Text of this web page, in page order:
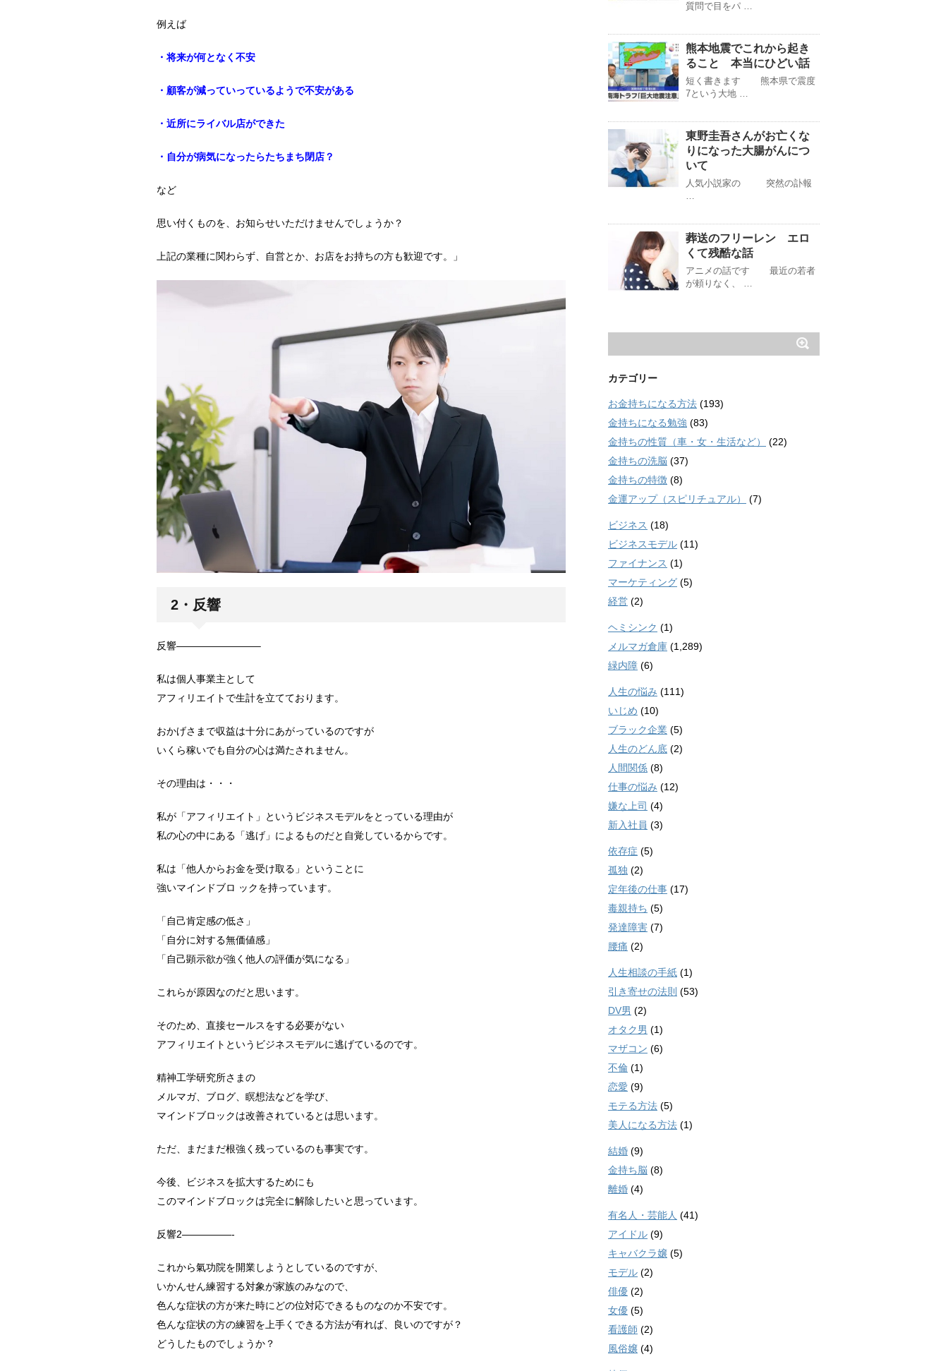
例えば
・将来が何となく不安
・顧客が減っていっているようで不安がある
・近所にライバル店ができた
・自分が病気になったらたちまち閉店？
など
思い付くものを、お知らせいただけませんでしょうか？
上記の業種に関わらず、自営とか、お店をお持ちの方も歓迎です。」
2・反響
反響————————–
私は個人事業主として
アフィリエイトで生計を立てております。
おかげさまで収益は十分にあがっているのですが
いくら稼いでも自分の心は満たされません。
その理由は・・・
私が「アフィリエイト」というビジネスモデルをとっている理由が
私の心の中にある「逃げ」によるものだと自覚しているからです。
私は「他人からお金を受け取る」ということに
強いマインドブロ ックを持っています。
「自己肯定感の低さ」
「自分に対する無価値感」
「自己顕示欲が強く他人の評価が気になる」
これらが原因なのだと思います。
そのため、直接セールスをする必要がない
アフィリエイトというビジネスモデルに逃げているのです。
精神工学研究所さまの
メルマガ、ブログ、瞑想法などを学び、
マインドブロックは改善されているとは思います。
ただ、まだまだ根強く残っているのも事実です。
今後、ビジネスを拡大するためにも
このマインドブロックは完全に解除したいと思っています。
反響2—————-
これから氣功院を開業しようとしているのですが、
いかんせん練習する対象が家族のみなので、
色んな症状の方が来た時にどの位対応できるものなのか不安です。
色んな症状の方の練習を上手くできる方法が有れば、良いのですが？
どうしたものでしょうか？
質問で目をパ …
熊本地震でこれから起き
ること 本当にひどい話
短く書きます 熊本県で震度
7という大地 …
東野圭吾さんがお亡くな
りになった大腸がんにつ
いて
人気小説家の 突然の訃報
…
葬送のフリーレン エロ
くて残酷な話
アニメの話です 最近の若者
が頼りなく、 …
カテゴリー
お金持ちになる方法 (193)
金持ちになる勉強 (83)
金持ちの性質（車・女・生活など）
(22)
金持ちの洗脳 (37)
金持ちの特徴 (8)
金運アップ（スピリチュアル）
(7)
ビジネス (18)
ビジネスモデル (11)
ファイナンス (1)
マーケティング (5)
経営 (2)
ヘミシンク (1)
メルマガ倉庫 (1,289)
緑内障 (6)
人生の悩み (111)
いじめ (10)
ブラック企業 (5)
人生のどん底 (2)
人間関係 (8)
仕事の悩み (12)
嫌な上司 (4)
新入社員 (3)
依存症 (5)
孤独 (2)
定年後の仕事 (17)
毒親持ち (5)
発達障害 (7)
腰痛 (2)
人生相談の手紙 (1)
引き寄せの法則 (53)
DV男 (2)
オタク男 (1)
マザコン (6)
不倫 (1)
恋愛 (9)
モテる方法 (5)
美人になる方法 (1)
結婚 (9)
金持ち脳 (8)
離婚 (4)
有名人・芸能人 (41)
アイドル (9)
キャバクラ嬢 (5)
モデル (2)
俳優 (2)
女優 (5)
看護師 (2)
風俗嬢 (4)